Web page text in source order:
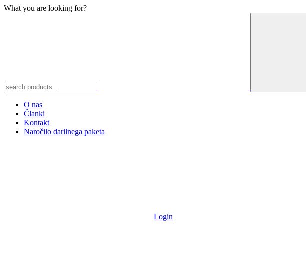
What you are looking for?
O nas
Članki
Kontakt
Naročilo darilnega paketa
Login